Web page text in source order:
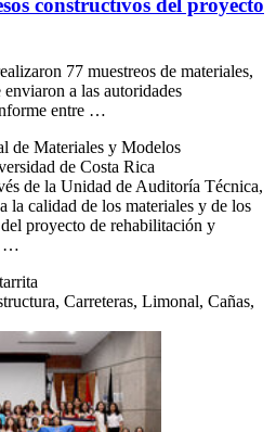
constructivos del proyecto
77 muestreos de materiales,
a las autoridades
entre …
de Materiales y Modelos
de Costa Rica
de la Unidad de Auditoría Técnica,
la calidad de los materiales y de los
proyecto de rehabilitación y
…
Carreteras, Limonal, Cañas,